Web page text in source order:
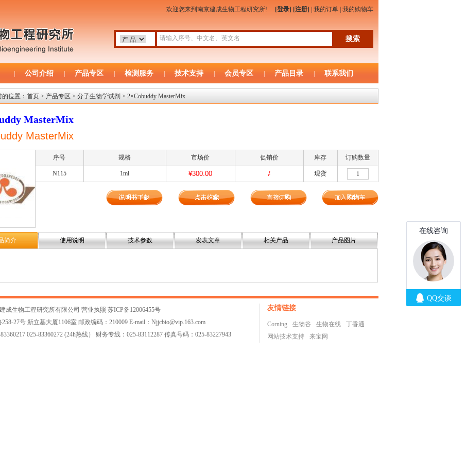
欢迎您来到南京建成生物工程研究所! [登录] [注册] 我的订单| 我的购物车
公司介绍 产品专区 检测服务 技术支持 会员专区 产品目录 联系我们
位置： 首页> 产品专区 > 分子生物学试剂 > 2×Cobuddy MasterMix
MasterMix
MasterMix
序号 规格 市场价 促销价 库存 订购数量
N115 1ml ¥300.00 / 现货
简介 使用说明 技术参数 发表文章 相关产品 产品图片
成生物工程研究所有限公司 营业执照 苏ICP备12006455号
27号 新立基大厦1106室 邮政编码：210009 E-mail： Njjcbio@vip.163.com
025-83360272 (24h热线） 财务专线：025-83112287 传真号码：025-83227943
友情链接
Corning 生物谷 生物在线
丁香通
网站技术支持
来宝网